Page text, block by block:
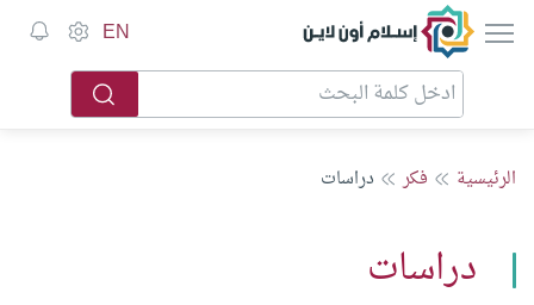
إسلام أون لاين EN
الرئيسية فكر دراسات
دراسات